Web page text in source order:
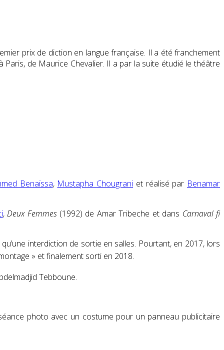
prix de diction en langue française. Il a été franchement
de Maurice Chevalier. Il a par la suite étudié le théâtre
Benaïssa, Mustapha Chougrani et réalisé par Benamar
,Deux Femmes(1992) de Amar Tribeche et dans Carnaval fi
interdiction de sortie en salles. Pourtant, en 2017, lors
» et finalement sorti en 2018.
Tebboune.
photo avec un costume pour un panneau publicitaire